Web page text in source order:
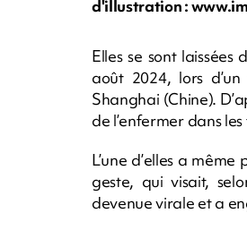
d'illustration :
Elles se sont
août 2024, lors
Shanghai (Chine).
de l’enfermer dans
L’une d’elles a
geste, qui visait,
devenue virale et a